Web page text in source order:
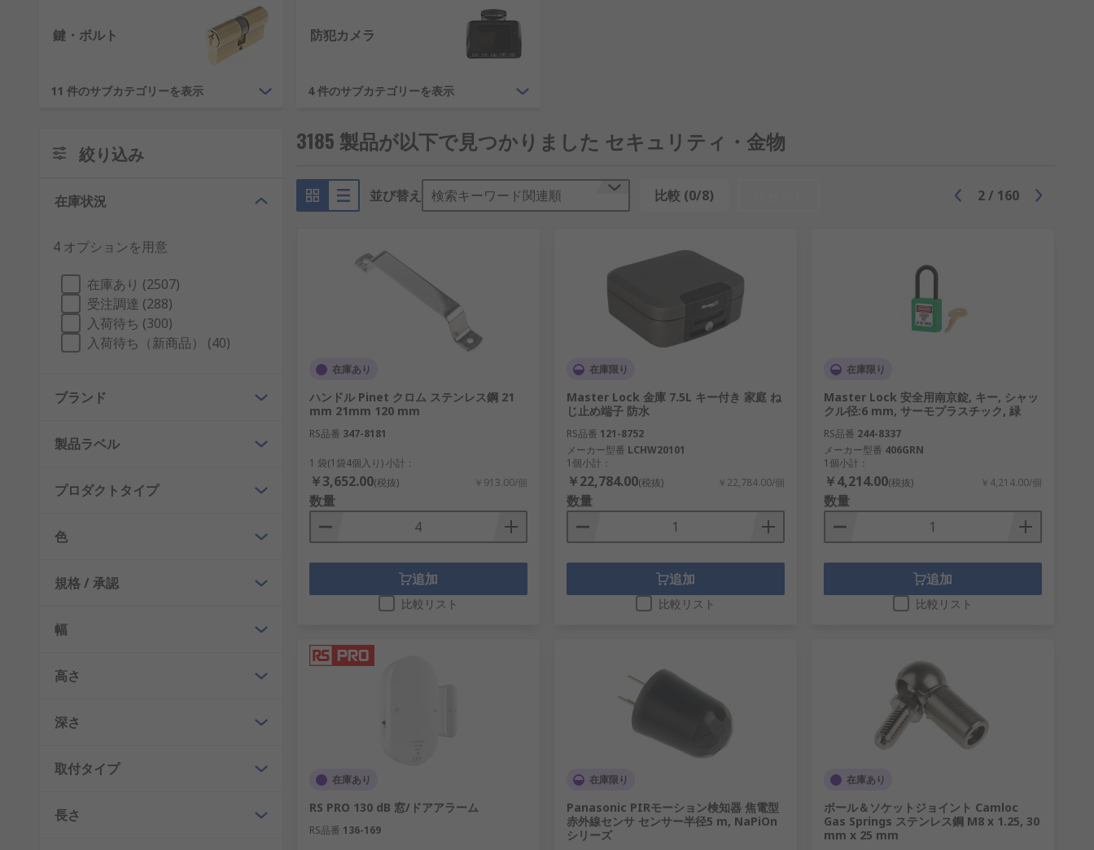
安全な保管と保管庫
–価値の高いアイテムを保管する場合でも、 金銭または重要文書を保管する場合でも、 弊社の製品群は、お客様のあらゆるニーズを満たす
ソリューションを提供します。 引き出しやワードローブに適したコンパクトな金庫も大型の自立式金庫も両方ご用意しています。 小型の鍵用保管庫もありま
金物類は幅広い製品群をカバーし、 弊社では、さまざまなドアや窓用の金具、多数のキャビネット部品やスペア部品を提供しています。
RS の金具では、取っ手からヒンジまで、また簡単な内部ドアの吊り下げから産業用の防火扉まで、さまざまな側面をカバーしています。 弊社の取っ手製品に
は、さまざまな形状や用途のものがあり、仕上げや素材もさまざまです。 ドアシールなどの他の金物およびは部品を水密戸締り、 キックプレートによるハンズ
鍵・ボルト
11 件のサブカテゴリーを表示
防犯カメラ
4 件のサブカテゴリーを表示
絞り込み
在庫状況
4 オプションを用意
在庫あり (2507)
受注調達 (288)
入荷待ち (300)
入荷待ち（新商品） (40)
ブランド
製品ラベル
プロダクトタイプ
色
規格 / 承認
幅
高さ
深さ
取付タイプ
長さ
3185 製品が以下で見つかりました セキュリティ・金物
並び替え 検索キーワード関連順 比較 (0/8) 2/ 160
在庫あり
ハンドル Pinet クロム ステンレス鋼 21
mm 21mm 120 mm
RS品番 347-8181
1 袋(1袋4個入り) 小計：
￥3,652.00(税抜) ￥913.00/個
数量
追加
比較リスト
在庫限り
Master Lock 金庫 7.5L キー付き 家庭 ね
じ止め端子 防水
RS品番 121-8752
メーカー型番 LCHW20101
1個小計：
￥22,784.00(税抜) ￥22,784.00/個
数量
追加
比較リスト
在庫限り
Master Lock 安全用南京錠, キー, シャッ
クル径:6 mm, サーモプラスチック, 緑
RS品番 244-8337
メーカー型番 406GRN
1個小計：
￥4,214.00(税抜) ￥4,214.00/個
数量
追加
比較リスト
在庫あり
RS PRO 130 dB 窓/ドアアラーム
RS品番 136-169
在庫限り
Panasonic PIRモーション検知器 焦電型
赤外線センサ センサー半径5 m, NaPiOn
シリーズ
在庫あり
ボール＆ソケットジョイント Camloc
Gas Springs ステンレス鋼 M8 x 1.25, 30
mm x 25 mm